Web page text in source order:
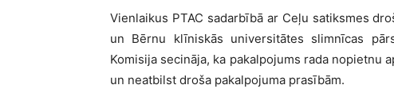
Vienlaikus PTAC sadarbībā ar Ceļu satiksmes
un Bērnu klīniskās universitātes slimnīcas
Komisija secināja, ka pakalpojums rada
un neatbilst droša pakalpojuma prasībām.